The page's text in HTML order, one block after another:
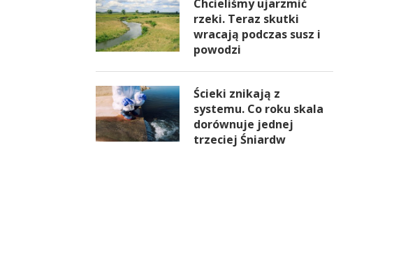
Chcieliśmy ujarzmić
rzeki. Teraz skutki
wracają podczas susz i
powodzi
Ścieki znikają z
systemu. Co roku skala
dorównuje jednej
trzeciej Śniardw